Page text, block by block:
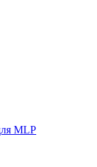
MLP